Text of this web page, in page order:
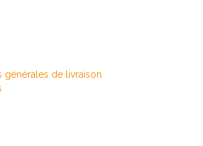
générales de livraison